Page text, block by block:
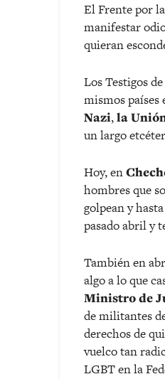
El Frente por
manifestar
quieran
Los Testigos
mismos países
Nazi,la
un largo
Hoy, en
hombres que
golpean y
pasado abril y
También en
algo a lo que
Ministro de
de militantes
derechos de
vuelco tan
LGBT en la